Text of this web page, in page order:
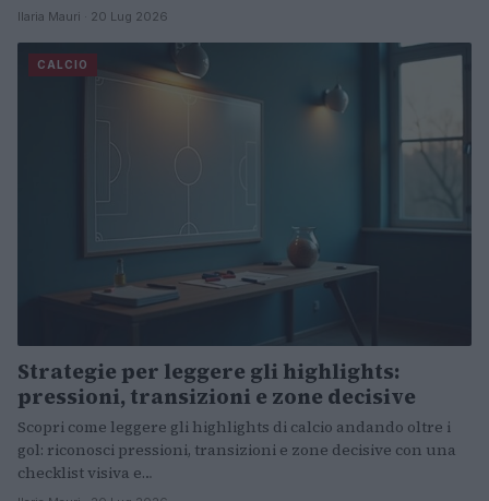
Ilaria Mauri · 20 Lug 2026
CALCIO
Strategie per leggere gli highlights:
pressioni, transizioni e zone decisive
Scopri come leggere gli highlights di calcio andando oltre i
gol: riconosci pressioni, transizioni e zone decisive con una
checklist visiva e…